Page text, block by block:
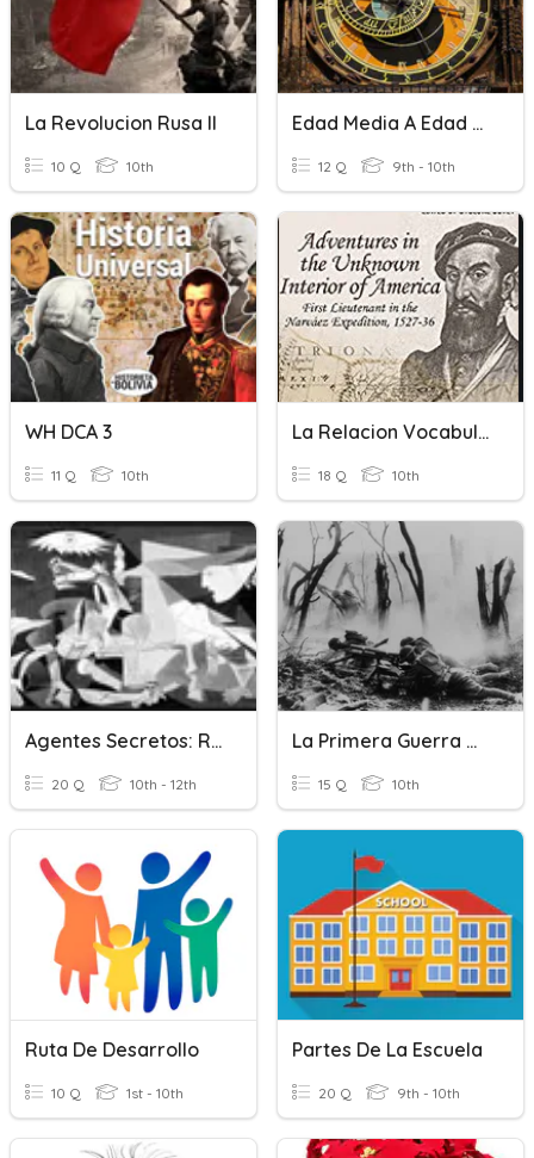
La Revolucion Rusa II
10 Q 10th
Edad Media A Edad Moderna
12 Q 9th - 10th
WH DCA 3
11 Q 10th
La Relacion Vocabulary - Cabeza De Vaca
18 Q 10th
Agentes Secretos: Resumen De La Novela
20 Q 10th - 12th
La Primera Guerra Mundial Y La Revolución Rusa
15 Q 10th
Ruta De Desarrollo
10 Q 1st - 10th
Partes De La Escuela
20 Q 9th - 10th